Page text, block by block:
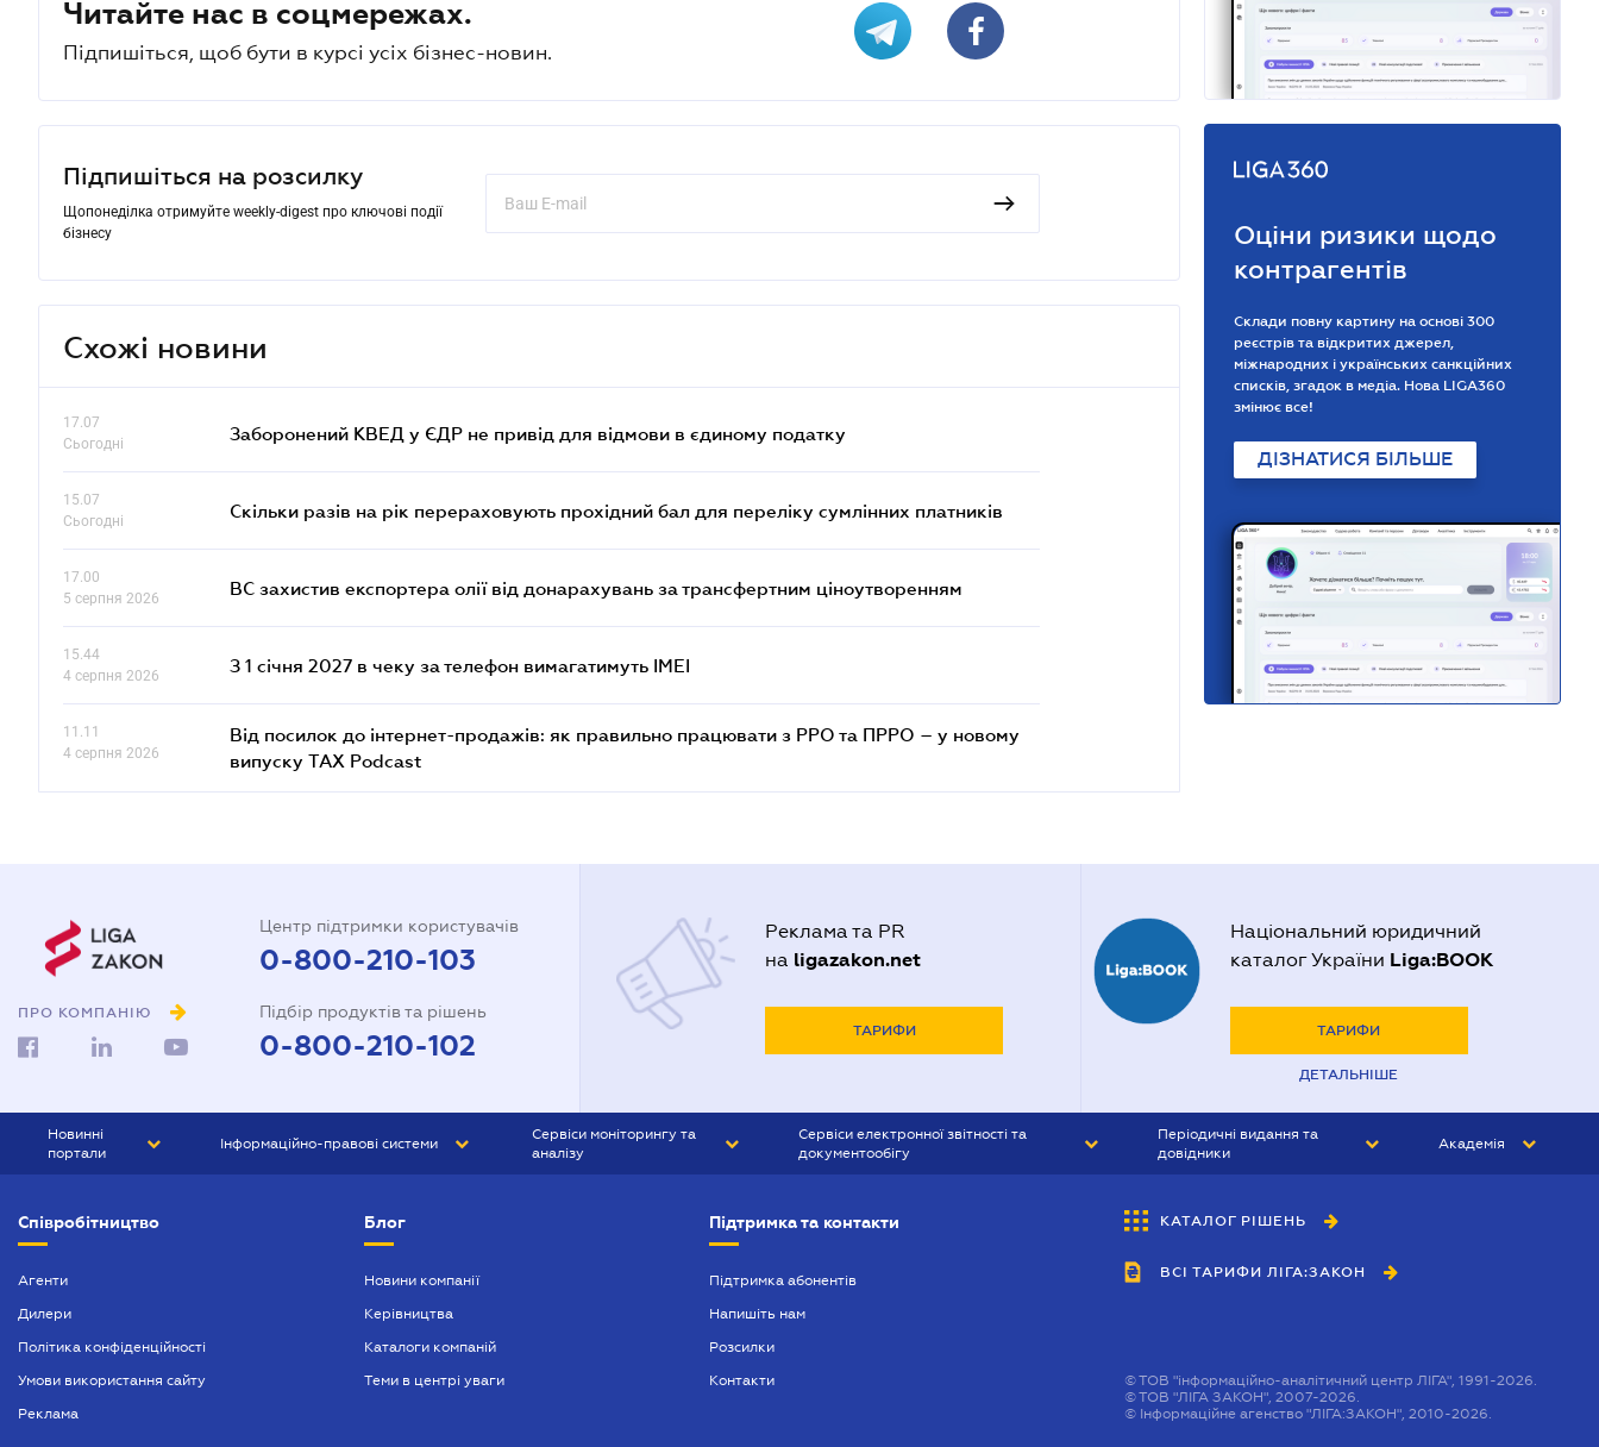
Читайте нас в соцмережах.
Підпишіться, щоб бути в курсі усіх бізнес-новин.
Підпишіться на розсилку
Щопонеділка отримуйте weekly-digest про ключові події
бізнесу
Схожі новини
17.07
Сьогодні
Заборонений КВЕД у ЄДР не привід для відмови в єдиному податку
15.07
Сьогодні
Скільки разів на рік перераховують прохідний бал для переліку сумлінних платників
17.00
5 серпня 2026
ВС захистив експортера олії від донарахувань за трансфертним ціноутворенням
15.44
4 серпня 2026
З 1 січня 2027 в чеку за телефон вимагатимуть IMEI
11.11
4 серпня 2026
Від посилок до інтернет-продажів: як правильно працювати з РРО та ПРРО – у новому
випуску TAX Podcast
Оціни ризики щодо
контрагентів
Склади повну картину на основі 300
реєстрів та відкритих джерел,
міжнародних і українських санкційних
списків, згадок в медіа. Нова LIGA360
змінює все!
ДІЗНАТИСЯ БІЛЬШЕ
ПРО КОМПАНІЮ
Центр підтримки користувачів
0-800-210-103
Підбір продуктів та рішень
0-800-210-102
Реклама та PR
на ligazakon.net
ТАРИФИ
Національний юридичний
каталог України Liga:BOOK
ТАРИФИ
ДЕТАЛЬНІШЕ
Новинні
портали
БІЗНЕС
Інформаційно-правові системи
БУХГАЛТЕР ПРОФ
Сервіси моніторингу та
аналізу
Сервіси електронної звітності та
документообігу
Періодичні видання та
довідники
БУХГАЛТЕР&ЗАКОН
ВІСНИК МСФЗ
Академія
Співробітництво
Агенти
Дилери
Політика конфіденційності
Умови використання сайту
Реклама
Блог
Новини компанії
Керівництва
Каталоги компаній
Теми в центрі уваги
Підтримка та контакти
Підтримка абонентів
Напишіть нам
Розсилки
Контакти
КАТАЛОГ РІШЕНЬ
ВСІ ТАРИФИ ЛІГА:ЗАКОН
©ТОВ "інформаційно-аналітичний центр ЛІГА", 1991-2026.
©ТОВ "ЛІГА ЗАКОН", 2007-2026.
© Інформаційне агенство "ЛІГА:ЗАКОН", 2010-2026.